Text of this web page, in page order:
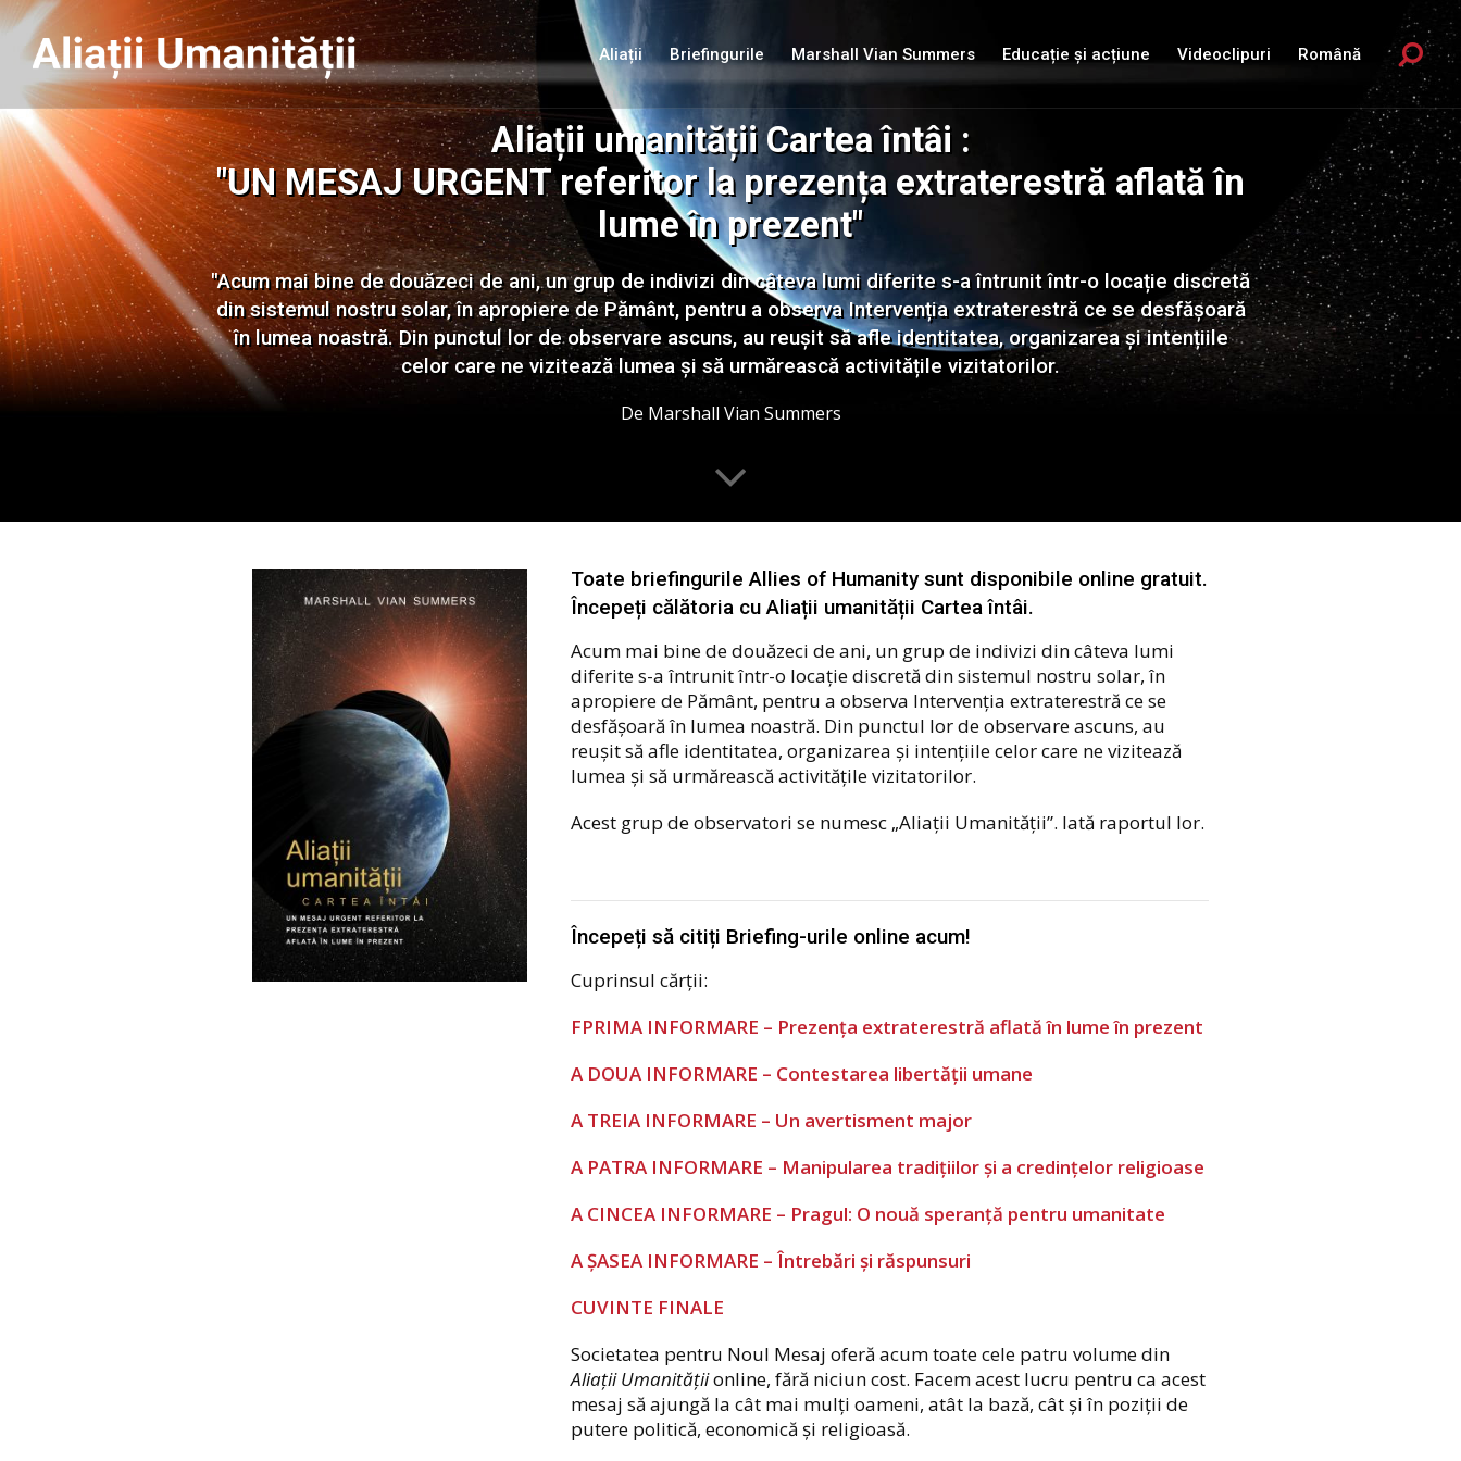
Aliații Briefingurile Marshall Vian Summers Educație și acțiune Videoclipuri Română
Sök
Aliații umanității Cartea întâi :
"UN MESAJ URGENT referitor la prezența extraterestră aflată în
lume în prezent"
"Acum mai bine de douăzeci de ani, un grup de indivizi din câteva lumi diferite s-a întrunit într-o locație discretă
din sistemul nostru solar, în apropiere de Pământ, pentru a observa Intervenția extraterestră ce se desfășoară
în lumea noastră. Din punctul lor de observare ascuns, au reușit să afle identitatea, organizarea și intențiile
celor care ne vizitează lumea și să urmărească activitățile vizitatorilor.
De Marshall Vian Summers
Toate briefingurile Allies of Humanity sunt disponibile online gratuit.
Începeți călătoria cu Aliații umanității Cartea întâi.
Acum mai bine de douăzeci de ani, un grup de indivizi din câteva lumi
diferite s-a întrunit într-o locație discretă din sistemul nostru solar, în
apropiere de Pământ, pentru a observa Intervenția extraterestră ce se
desfășoară în lumea noastră. Din punctul lor de observare ascuns, au
reușit să afle identitatea, organizarea și intențiile celor care ne vizitează
lumea și să urmărească activitățile vizitatorilor.
Acest grup de observatori se numesc „Aliații Umanității”. Iată raportul lor.
Începeți să citiți Briefing-urile online acum!
Cuprinsul cărții:
FPRIMA INFORMARE – Prezența extraterestră aflată în lume în prezent
A DOUA INFORMARE – Contestarea libertății umane
A TREIA INFORMARE – Un avertisment major
A PATRA INFORMARE – Manipularea tradițiilor și a credințelor religioase
A CINCEA INFORMARE – Pragul: O nouă speranță pentru umanitate
A ȘASEA INFORMARE – Întrebări și răspunsuri
CUVINTE FINALE
Societatea pentru Noul Mesaj oferă acum toate cele patru volume din
Aliații Umanitățiionline, fără niciun cost. Facem acest lucru pentru ca acest
mesaj să ajungă la cât mai mulți oameni, atât la bază, cât și în poziții de
putere politică, economică și religioasă.